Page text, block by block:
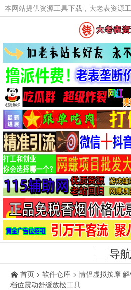
导航
首页 > 软件仓库 > 情侣虚拟按摩
档位震动舒缓放松工具